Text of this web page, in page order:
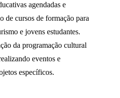
agendadas e
de cursos de formação para
e jovens estudantes.
da programação cultural
eventos e
específicos.